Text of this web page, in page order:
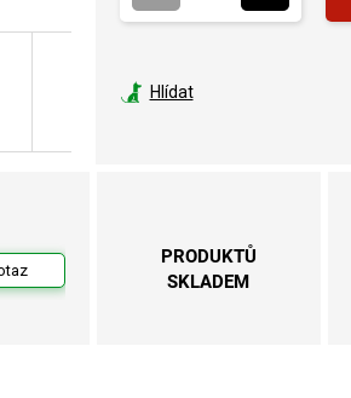
Hlídat
PRODUKTŮ
SKLADEM